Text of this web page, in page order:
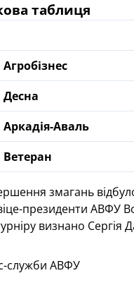
таблиця
Агробізнес
Десна
Аркадія-Аваль
Ветеран
змагань
президенти АВФУ
визнано Сергія
служби АВФУ